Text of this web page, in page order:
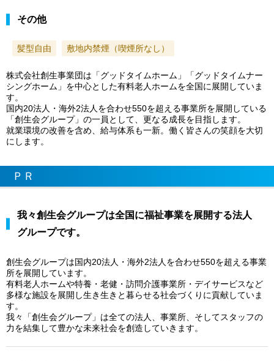
その他
髪型自由 敷地内禁煙（喫煙所なし）
株式会社創生事業団は「グッドタイムホーム」「グッドタイムナー
シングホーム」を中心とした有料老人ホームを全国に展開していま
す。
国内20法人・海外2法人を合わせ550を超える事業所を展開している
「創生会グループ」の一員として、更なる成長を目指します。
就業環境の改善を含め、給与体系も一新。働く皆さんの笑顔を大切
にします。
ＰＲ
我々創生会グループは全国に福祉事業を展開する法人
グループです。
創生会グループは国内20法人・海外2法人を合わせ550を超える事業
所を展開しています。
有料老人ホームや特養・老健・訪問介護事業所・デイサービスなど
多様な施設を展開し生き生きと暮らせる社会づくりに貢献していま
す。
我々「創生会グループ」は全ての法人、事業所、そしてスタッフの
力を結集して豊かな未来社会を創造していきます。